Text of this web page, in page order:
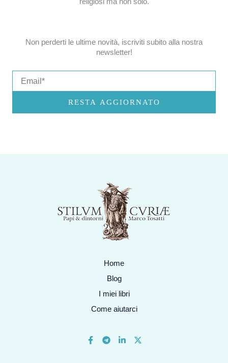
Non perderti le ultime novità, iscriviti subito alla nostra
newsletter!
RESTA AGGIORNATO
Home
Blog
I miei libri
Come aiutarci